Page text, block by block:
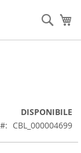
Cerca
DISPONIBILE
CBL_000004699